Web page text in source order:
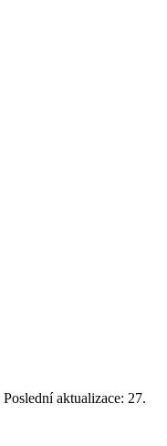
Poslední aktualizace: 27.